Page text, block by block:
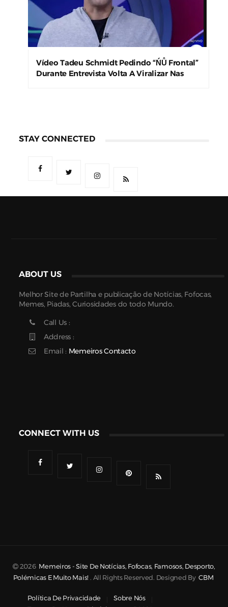
Vídeo Tadeu Schmidt Pedindo “ŃŮ Frontal”
Durante Entrevista Volta A Viralizar Nas
STAY CONNECTED
ABOUT US
Melhor Site de Partilha e publicação de Notícias, Fofocas,
Memes, Piadas, Curiosidades do todo Mundo.
Call Us :
Address :
Email : Memeiros Contacto
CONNECT WITH US
2026 Memeiros - Site De Notícias, Fofocas, Famosos, Desporto,
Polémicas E Muito Mais! . All Rights Reserved. Designed By CBM
Política De Privacidade
Sobre Nós